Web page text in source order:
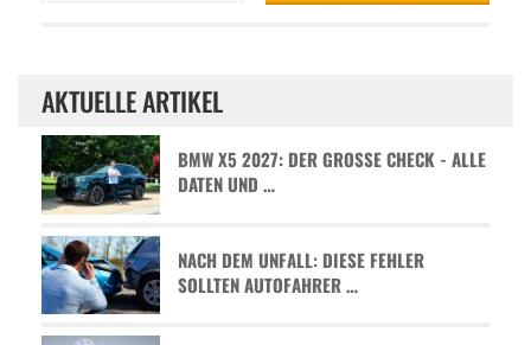
AKTUELLE ARTIKEL
BMW X5 2027: DER GROSSE CHECK - ALLE D
ATEN UND …
NACH DEM UNFALL: DIESE FEHLER
SOLLTEN AUTOFAHRER …